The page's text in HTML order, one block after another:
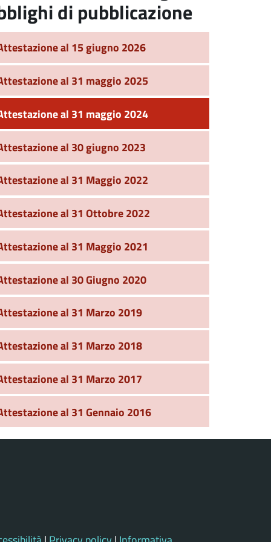
di pubblicazione
al 15 giugno 2026
al 31 maggio 2025
al 31 maggio 2024
al 30 giugno 2023
al 31 Maggio 2022
al 31 Ottobre 2022
al 31 Maggio 2021
al 30 Giugno 2020
al 31 Marzo 2019
al 31 Marzo 2018
al 31 Marzo 2017
al 31 Gennaio 2016